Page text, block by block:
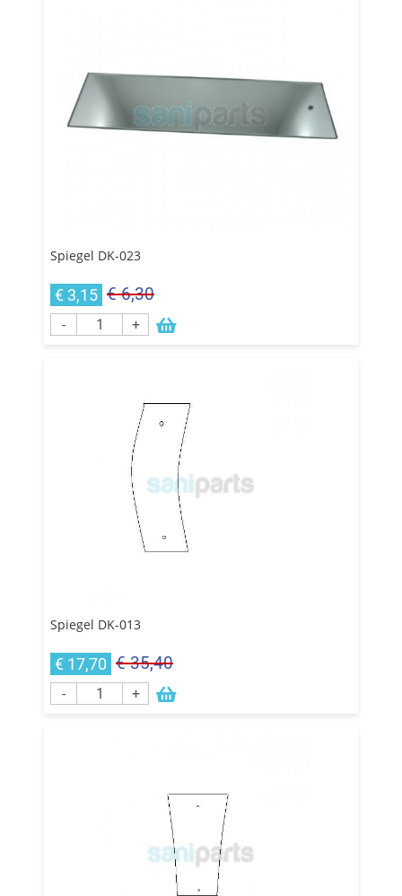
Spiegel DK-023
€ 3,15 € 6,30
- +
Spiegel DK-013
€ 17,70 € 35,40
- +